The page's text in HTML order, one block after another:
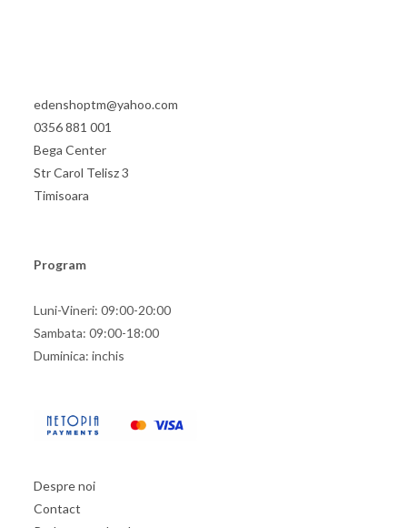
edenshoptm@yahoo.com
0356 881 001
Bega Center
Str Carol Telisz 3
Timisoara
Program
Luni-Vineri: 09:00-20:00
Sambata: 09:00-18:00
Duminica: inchis
Despre noi
Contact